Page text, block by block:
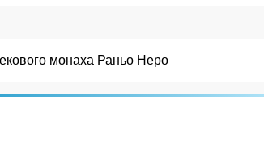
монаха Раньо Неро